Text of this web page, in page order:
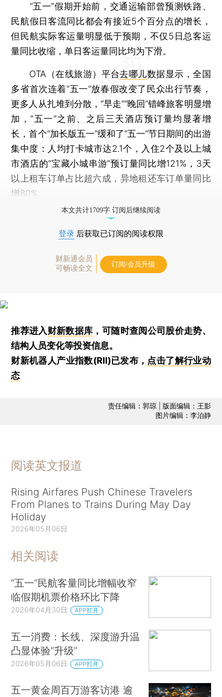
“五一”假期开始前，交通运输部曾预测铁路、
民航假日客流同比都会有接近5个百分点的增长，
但民航实际客运量明显低于预期，不仅5日总客运
量同比收缩，单日客运量同比均为下滑。
OTA（在线旅游）平台去哪儿数据显示，全国
多省首次连着“五一”放春假改变了民众出行节奏，
更多人从扎堆到分散，“早走”“晚回”错峰旅客明显增
加，“五一”之前、之后三天酒店预订量均显著增
长，首个“加长版五一”缓和了“五一”节日期间的出游
集中度：人均打卡城市达2.1个，入住2个及以上城
市酒店的“宝藏小城串游”预订量同比增121%，3天
以上租车订单占比超六成，异地租还车订单量同比
增80%。
本文共计1709字 订阅后继续阅读
登录 后获取已订阅的阅读权限
财新通会员
可畅读全文
订阅/会员升级
推荐进入财新数据库 ，可随时查阅公司股价走势、
结构人员变化等投资信息。
财新机器人产业指数(RII)已发布， 点击了解行业动
态
责任编辑：郭琼 | 版面编辑：王影
图片编辑：李泊静
阅读英文报道
Rising Airfares Push Chinese Travelers
From Planes to Trains During May Day
Holiday
2026年05月06日
相关阅读
“五一”民航客量同比增幅收窄
临假期机票价格环比下降
2026年04月30日 APP打开
五一消费：长线、深度游升温
凸显体验“升级”
2026年05月06日 APP打开
五一黄金周百万游客访港 逾